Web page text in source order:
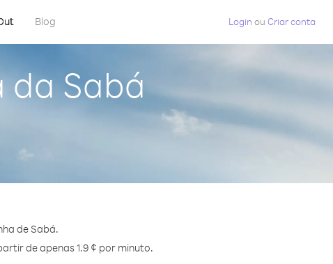
Blog Login ou Criar conta
da Sabá
de Sabá.
de apenas 1.9 ¢ por minuto.